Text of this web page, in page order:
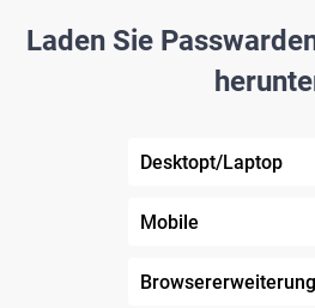
Laden Sie
Desktopt/Laptop
Mobile